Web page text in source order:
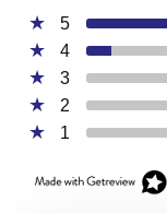
5
4
3
2
1